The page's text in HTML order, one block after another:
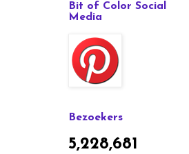
Bit of Color Social
Media
Bezoekers
5,228,681